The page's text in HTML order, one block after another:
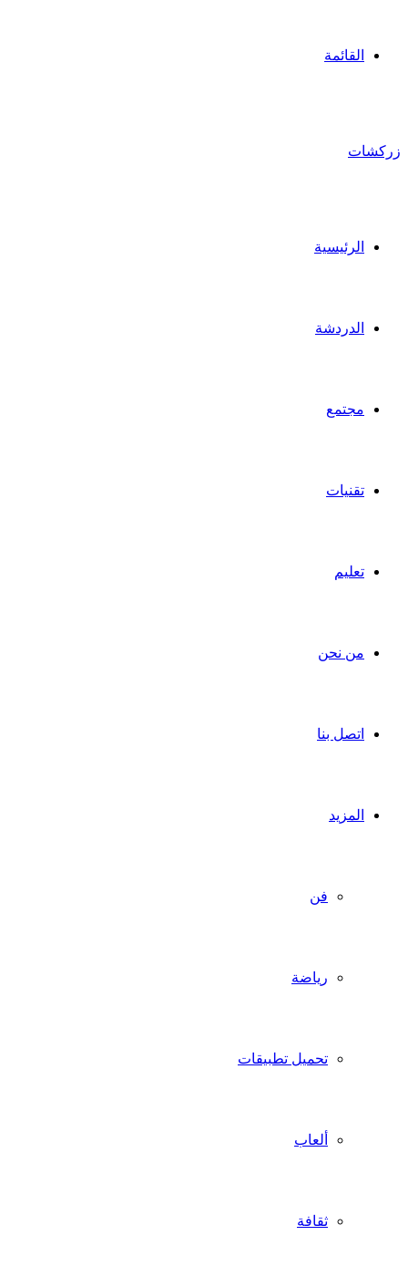
القائمة
زركشات
الرئيسية
الدردشة
مجتمع
تقنيات
تعليم
من نحن
اتصل بنا
المزيد
فن
رياضة
تحميل تطبيقات
ألعاب
ثقافة